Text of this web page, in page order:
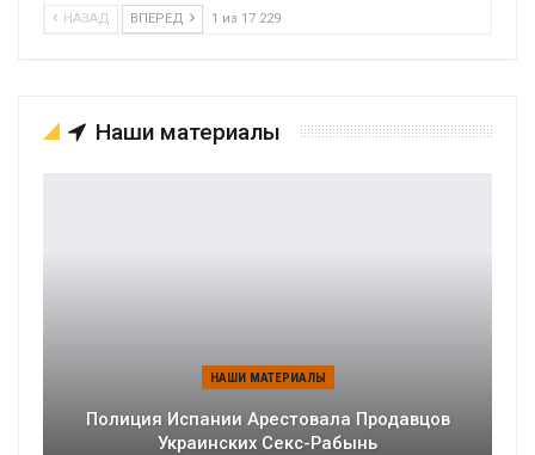
НАЗАД ВПЕРЕД 1 из 17 229
Наши материалы
НАШИ МАТЕРИАЛЫ
Полиция Испании Арестовала Продавцов
Украинских Секс-Рабынь